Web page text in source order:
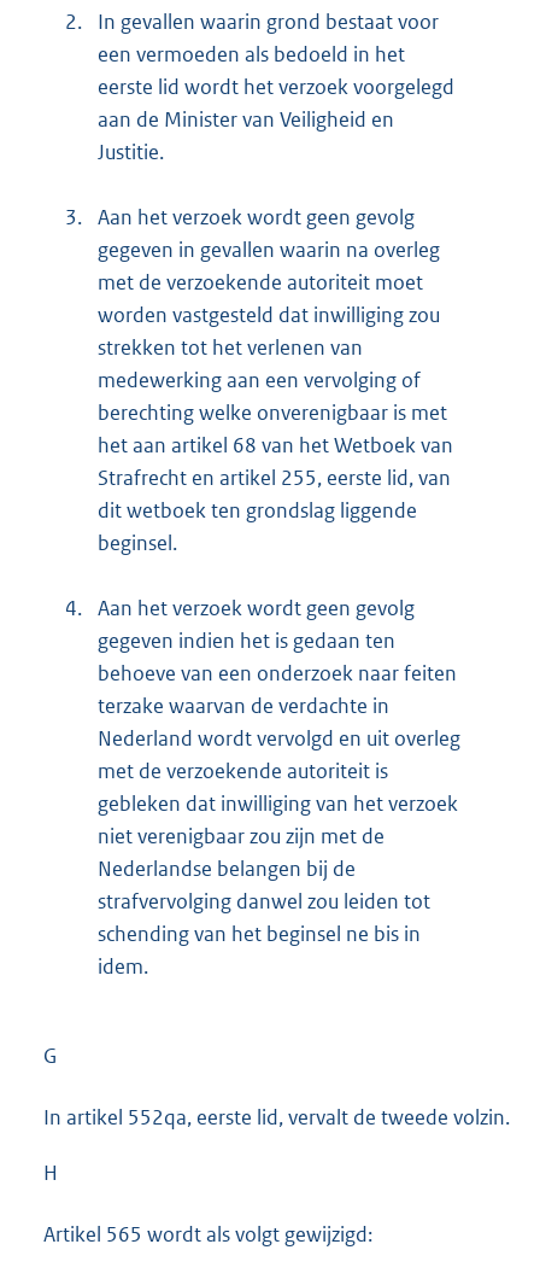
2.
In gevallen waarin grond bestaat voor
een vermoeden als bedoeld in het
eerste lid wordt het verzoek voorgelegd
aan de Minister van Veiligheid en
Justitie.
3. Aan het verzoek wordt geen gevolg
gegeven in gevallen waarin na overleg
met de verzoekende autoriteit moet
worden vastgesteld dat inwilliging zou
strekken tot het verlenen van
medewerking aan een vervolging of
berechting welke onverenigbaar is met
het aan artikel 68 van het Wetboek van
Strafrecht en artikel 255, eerste lid, van
dit wetboek ten grondslag liggende
beginsel.
4. Aan het verzoek wordt geen gevolg
gegeven indien het is gedaan ten
behoeve van een onderzoek naar feiten
terzake waarvan de verdachte in
Nederland wordt vervolgd en uit overleg
met de verzoekende autoriteit is
gebleken dat inwilliging van het verzoek
niet verenigbaar zou zijn met de
Nederlandse belangen bij de
strafvervolging danwel zou leiden tot
schending van het beginsel ne bis in
idem.
G
In artikel 552qa, eerste lid, vervalt de tweede volzin.
H
Artikel 565 wordt als volgt gewijzigd: